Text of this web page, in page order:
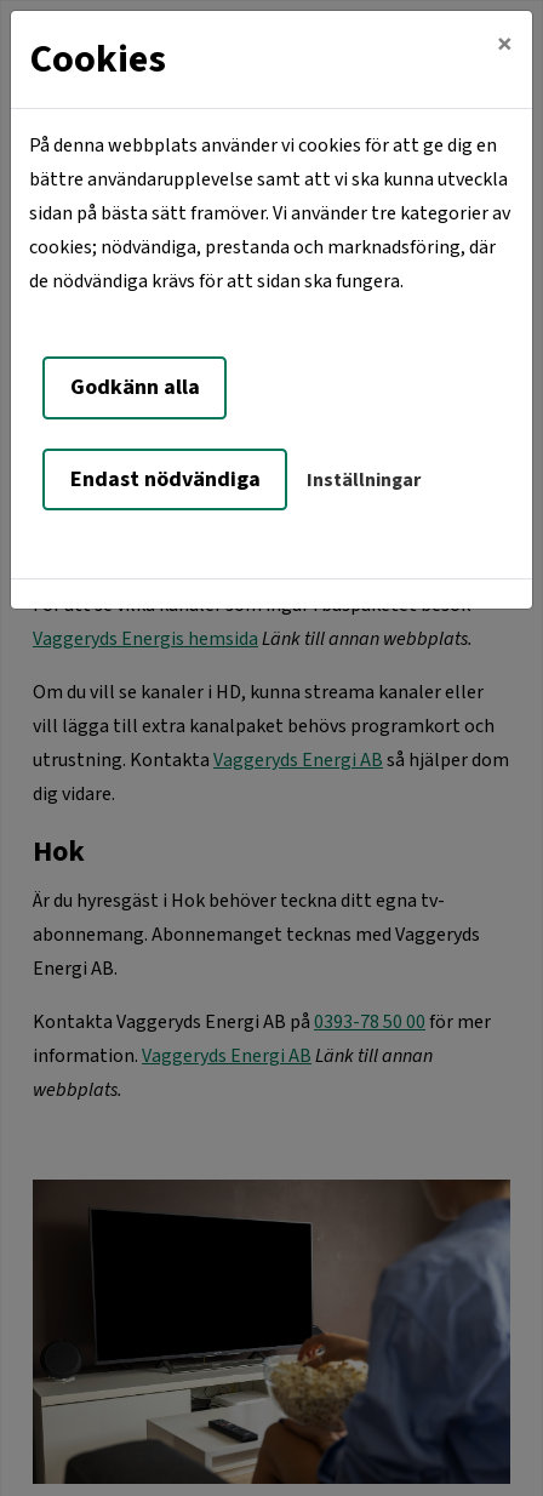
Hem Bo hos VSBo Tv
Tv
Det ingår ett baspaket från Vaggeryds Energi
AB i hyran i de flesta lägenheterna förutom i
Hok.
Du behöver en antennkabel för att se det analoga och
digitala kanalerna. Hela TV utbudet levereras som
För att se vilka kanaler som ingår i baspaketet besök
Vaggeryds Energis hemsidaLänk till annan webbplats.
Om du vill se kanaler i HD, kunna streama kanaler eller
vill lägga till extra kanalpaket behövs programkort och
utrustning. KontaktaVaggeryds Energi ABså hjälper dom
dig vidare.
Hok
Är du hyresgäst i Hok behöver teckna ditt egna tv-
abonnemang. Abonnemanget tecknas med Vaggeryds
Energi AB.
Kontakta Vaggeryds Energi AB på0393-78 50 00för mer
information.Vaggeryds Energi ABLänk till annan
webbplats.
Cookies ×
På denna webbplats använder vi cookies för att ge dig en
bättre användarupplevelse samt att vi ska kunna utveckla
sidan på bästa sätt framöver. Vi använder tre kategorier av
cookies; nödvändiga, prestanda och marknadsföring, där
de nödvändiga krävs för att sidan ska fungera.
Godkänn alla
Endast nödvändiga Inställningar